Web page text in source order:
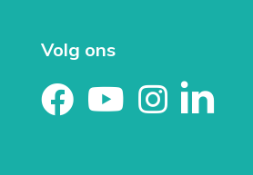
ontsteking van een zenuw op
komt
chronica atrophicans (ACA) is
van lymeborreliosis verkleurde
vermoeidheidssyndroom.
Volg ons